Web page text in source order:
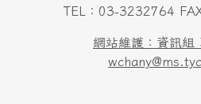
TEL：03-3232764
網站維護：資訊組